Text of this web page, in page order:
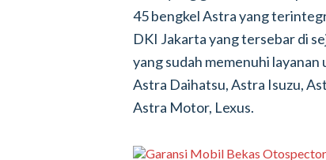
45 bengkel Astra yang
DKI Jakarta yang tersebar di
yang sudah memenuhi
Astra Daihatsu, Astra Isuzu,
Astra Motor, Lexus.